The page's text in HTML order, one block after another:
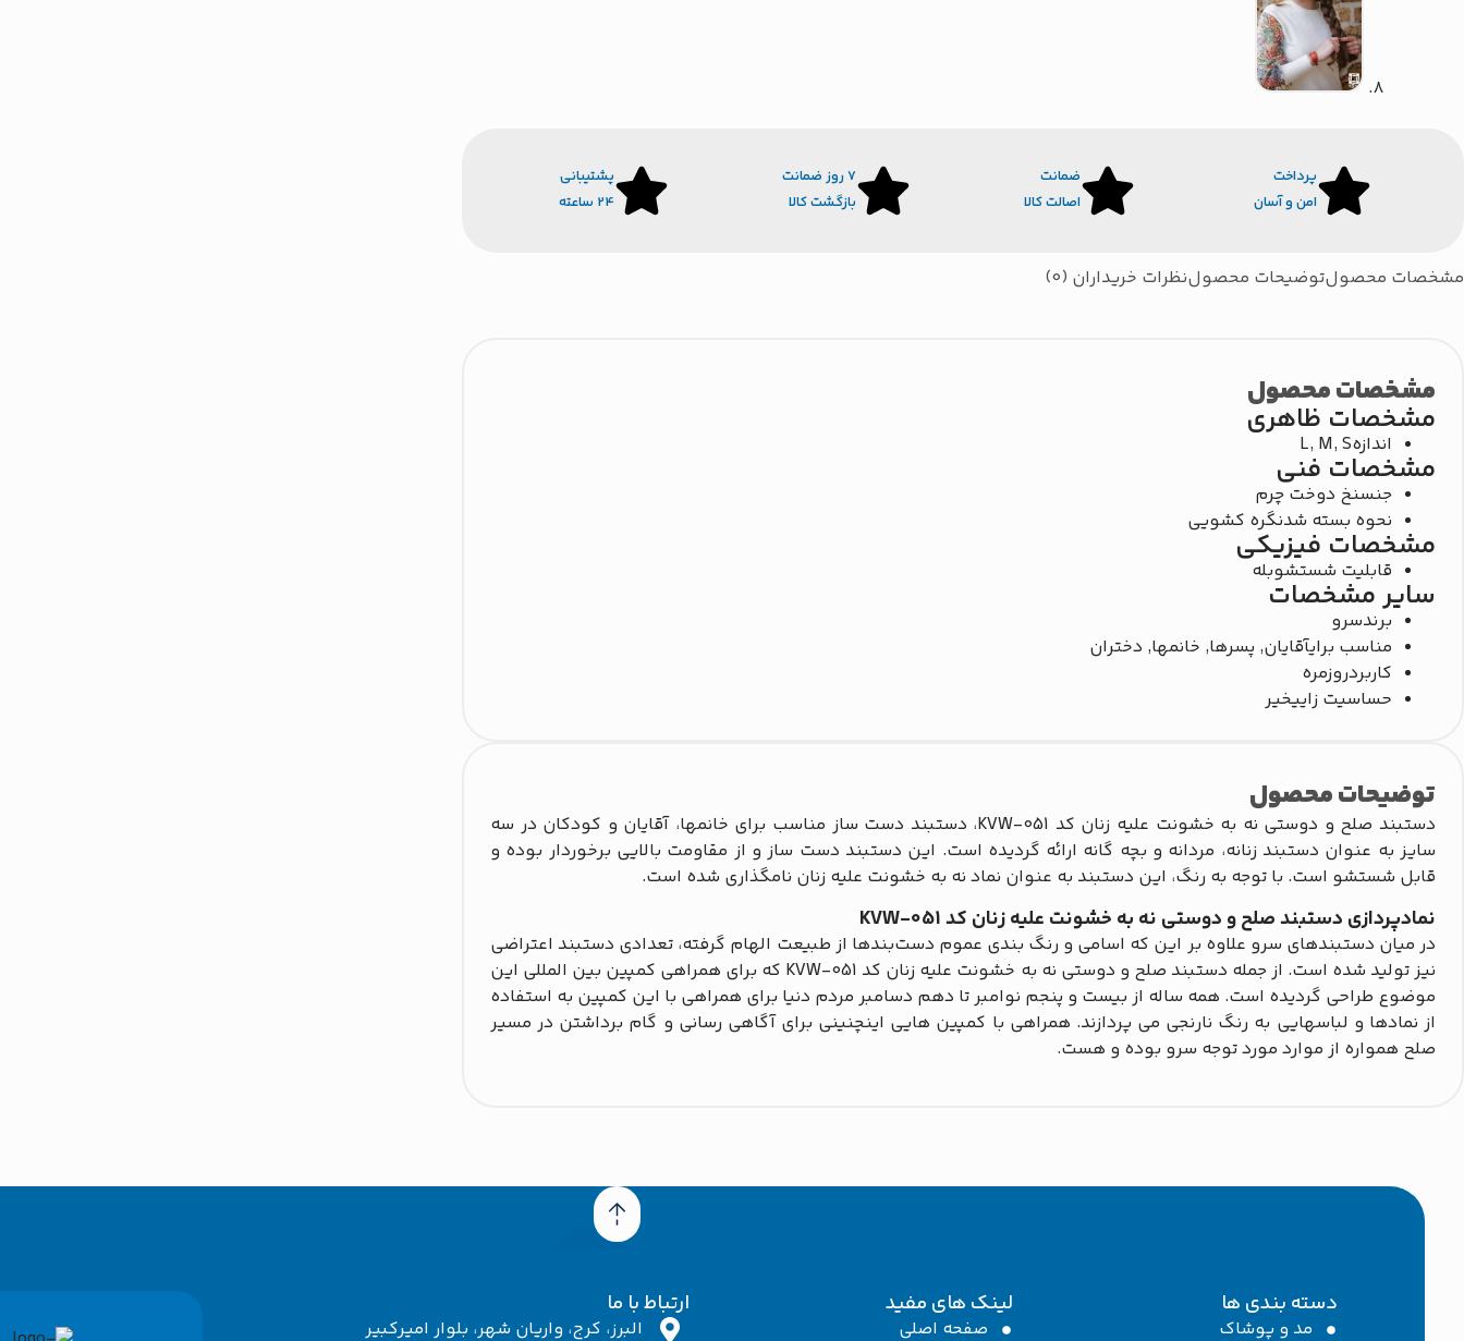
پرداخت
امن و آسان
ضمانت
اصالت کالا
7 روز ضمانت
بازگشت کالا
پشتیبانی
24 ساعته
مشخصات محصولتوضیحات محصولنظرات خریداران (0)
مشخصات محصول
مشخصات ظاهری
اندازهL, M, S
مشخصات فنی
جنسنخ دوخت چرم
نحوه بسته شدنگره کشویی
مشخصات فیزیکی
قابلیت شستشوبله
سایر مشخصات
برندسرو
مناسب برایآقایان, پسرها, خانمها, دختران
کاربردروزمره
حساسیت زاییخیر
توضیحات محصول
دستبند صلح و دوستی نه به خشونت علیه زنان کد KVW-051، دستبند دست ساز مناسب برای خانمها، آقایان و کودکان در سه
سایز به عنوان دستبند زنانه، مردانه و بچه گانه ارائه گردیده است. این دستبند دست ساز و از مقاومت بالایی برخوردار بوده و
قابل شستشو است. با توجه به رنگ، این دستبند به عنوان نماد نه به خشونت علیه زنان نامگذاری شده است.
نمادپردازی دستبند صلح و دوستی نه به خشونت علیه زنان کد KVW-051
در میان دستبندهای سرو علاوه بر این که اسامی و رنگ بندی عموم دست‌بندها از طبیعت الهام گرفته، تعدادی دستبند اعتراضی
نیز تولید شده است. از جمله دستبند صلح و دوستی نه به خشونت علیه زنان کد KVW-051 که برای همراهی کمپین بین المللی این
موضوع طراحی گردیده است. همه ساله از بیست و پنجم نوامبر تا دهم دسامبر مردم دنیا برای همراهی با این کمپین به استفاده
از نمادها و لباسهایی به رنگ نارنجی می پردازند. همراهی با کمپین هایی اینچنینی برای آگاهی رسانی و گام برداشتن در مسیر
صلح همواره از موارد مورد توجه سرو بوده و هست.
دسته بندی ها
مد و پوشاک
لینک های مفید
صفحه اصلی
ارتباط با ما
البرز، کرج، واریان شهر، بلوار امیرکبیر